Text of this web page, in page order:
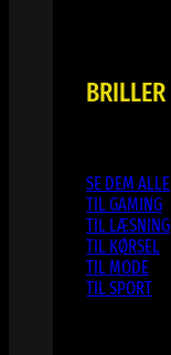
BRILLER
SE DEM ALLE
TIL GAMING
TIL LÆSNING
TIL KØRSEL
TIL MODE
TIL SPORT